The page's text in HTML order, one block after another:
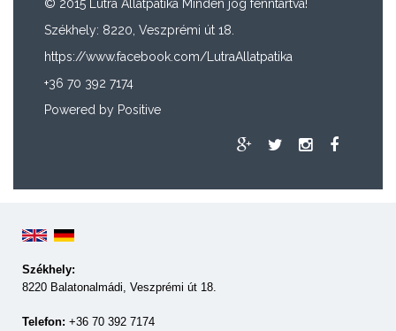
© 2015 Lutra Állatpatika Minden jog fenntartva!
Székhely: 8220, Veszprémi út 18.
https://www.facebook.com/LutraAllatpatika
+36 70 392 7174
Powered by Positive
Székhely:
8220 Balatonalmádi, Veszprémi út 18.
Telefon: +36 70 392 7174